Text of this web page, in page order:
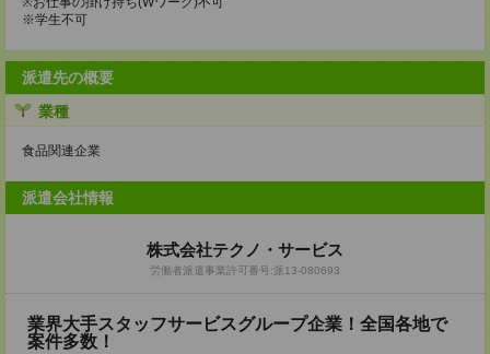
※学生不可
派遣先の概要
業種
食品関連企業
派遣会社情報
株式会社テクノ・サービス
労働者派遣事業許可番号:派13-080693
業界大手スタッフサービスグループ企業！全国各地で
案件多数！